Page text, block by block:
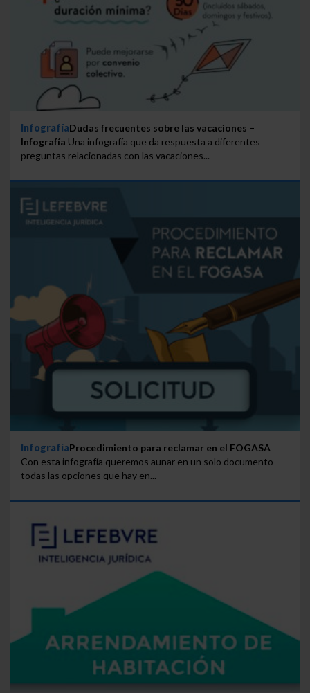
InfografíaDudas frecuentes sobre las vacaciones –
Infografía Una infografía que da respuesta a diferentes
preguntas relacionadas con las vacaciones...
InfografíaProcedimiento para reclamar en el FOGASA
Con esta infografía queremos aunar en un solo documento
todas las opciones que hay en...